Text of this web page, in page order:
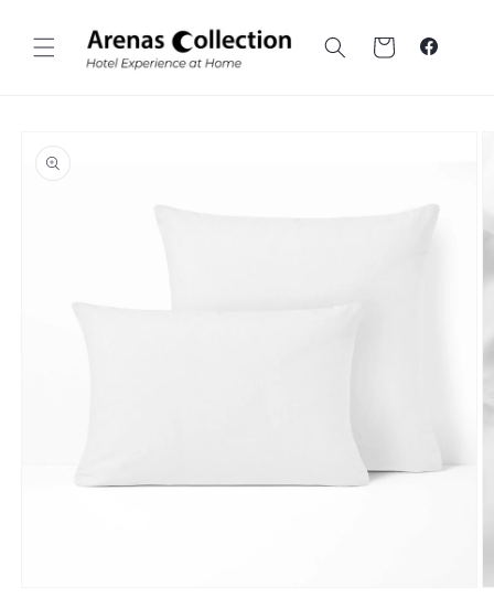
contenido
Carrito
sobre el